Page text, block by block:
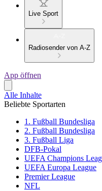
Live Sport
Radiosender von A-Z
App öffnen
Alle Inhalte
Beliebte Sportarten
1. Fußball Bundesliga
2. Fußball Bundesliga
3. Fußball Liga
DFB-Pokal
UEFA Champions
UEFA Europa League
Premier League
NFL